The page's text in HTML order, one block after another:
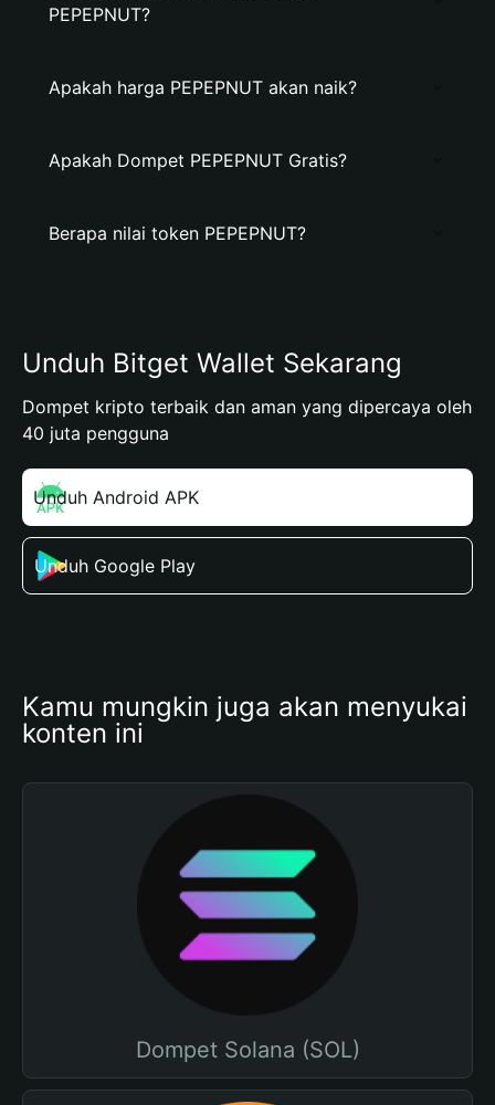
PEPEPNUT?
Apakah harga PEPEPNUT akan naik?
Apakah Dompet PEPEPNUT Gratis?
Berapa nilai token PEPEPNUT?
Unduh Bitget Wallet Sekarang
Dompet kripto terbaik dan aman yang dipercaya oleh
40 juta pengguna
Unduh Android APK
Unduh Google Play
Kamu mungkin juga akan menyukai
konten ini
Dompet Solana (SOL)